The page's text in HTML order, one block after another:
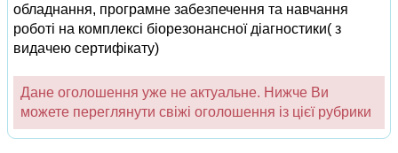
обладнання, програмне забезпечення та навчання
роботі на комплексі біорезонансної діагностики( з
видачею сертифікату)
Дане оголошення уже не актуальне. Нижче Ви
можете переглянути свіжі оголошення із цієї рубрики